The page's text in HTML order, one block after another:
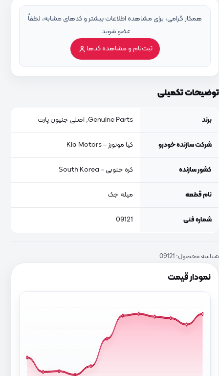
نمودار قیمت
همکار گرامی، برای مشاهده اطلاعات بیشتر و کدهای مشابه، لطفاً
عضو شوید.
ثبت‌نام و مشاهده کدها
توضیحات تکمیلی
برند Genuine Parts, اصلی جنیون پارت
شرکت سازنده خودرو کیا موتورز – Kia Motors
کشور سازنده کره جنوبی – South Korea
نام قطعه میله جک
شماره فنی 09121
شناسه محصول: 09121